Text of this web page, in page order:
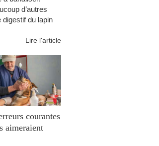
d’autres
du lapin
Lire l'article
courantes
aimeraient